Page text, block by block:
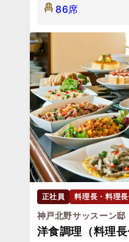
86席
正社員 料理長・料理
神戸北野サッスーン邸
洋食調理（料理長